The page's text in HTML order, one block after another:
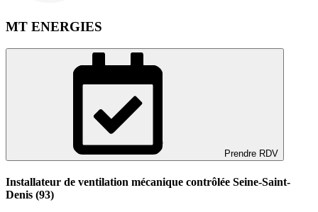
MT ENERGIES
Prendre RDV
Installateur de ventilation mécanique contrôlée Seine-Saint-
Denis (93)